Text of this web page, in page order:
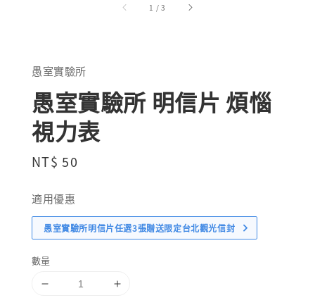
1 /3
愚室實驗所
愚室實驗所 明信片 煩惱
視力表
Regular
NT$ 50
適用優惠
愚室實驗所明信片任選3張贈送限定台北觀光信封
數量